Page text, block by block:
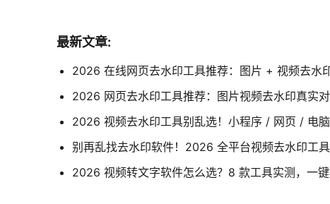
最新文章:
2026 在线网页去水印工具推荐：图片 + 视频去水
2026 网页去水印工具推荐：图片视频去水印真实对
2026 视频去水印工具别乱选！小程序 / 网页 / 电
别再乱找去水印软件！2026 全平台视频去水印工
2026 视频转文字软件怎么选？8 款工具实测，一键